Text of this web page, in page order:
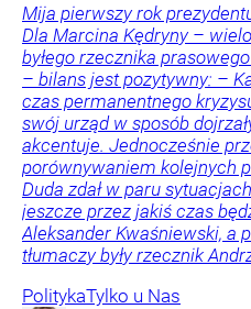
Mija pierwszy rok
Dla Marcina Kędryny –
byłego rzecznika
– bilans jest pozytywny: –
czas permanentnego
swój urząd w sposób
akcentuje. Jednocześnie
porównywaniem kolejnych
Duda zdał w paru
jeszcze przez jakiś czas
Aleksander Kwaśniewski, a
tłumaczy były rzecznik
PolitykaTylko u Nas